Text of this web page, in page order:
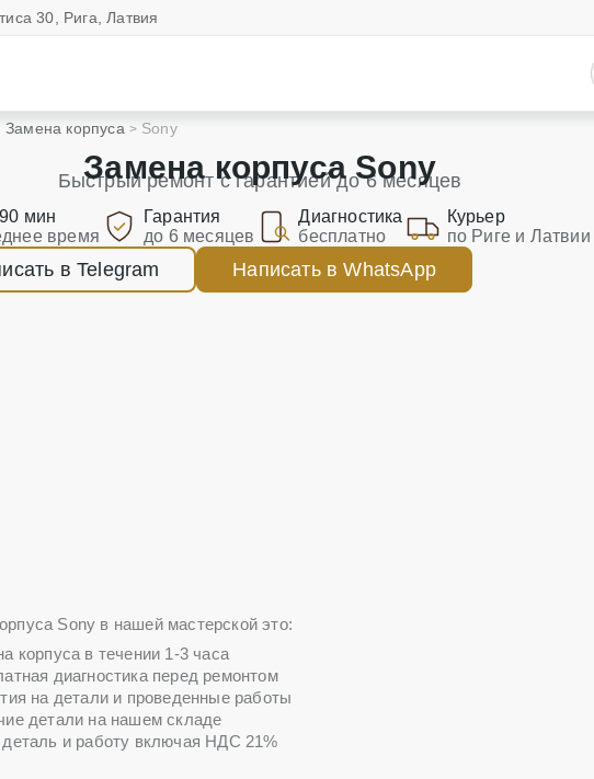
30, Рига, Латвия
Замена корпуса Sony
Замена корпуса Sony
Быстрый ремонт с гарантией до 6 месяцев
мин
время
Гарантия
до 6 месяцев
Диагностика
бесплатно
Курьер
по Риге и Латвии
в Telegram Написать в WhatsApp
Sony в нашей мастерской это:
корпуса в течении 1-3 часа
диагностика перед ремонтом
на детали и проведенные работы
детали на нашем складе
деталь и работу включая НДС 21%